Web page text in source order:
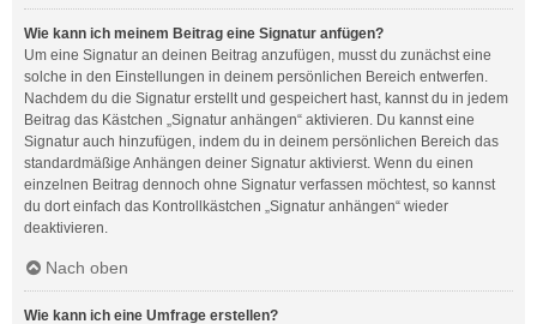
Wie kann ich meinem Beitrag eine Signatur anfügen?
Um eine Signatur an deinen Beitrag anzufügen, musst du zunächst eine
solche in den Einstellungen in deinem persönlichen Bereich entwerfen.
Nachdem du die Signatur erstellt und gespeichert hast, kannst du in jedem
Beitrag das Kästchen „Signatur anhängen“ aktivieren. Du kannst eine
Signatur auch hinzufügen, indem du in deinem persönlichen Bereich das
standardmäßige Anhängen deiner Signatur aktivierst. Wenn du einen
einzelnen Beitrag dennoch ohne Signatur verfassen möchtest, so kannst
du dort einfach das Kontrollkästchen „Signatur anhängen“ wieder
deaktivieren.
Nach oben
Wie kann ich eine Umfrage erstellen?